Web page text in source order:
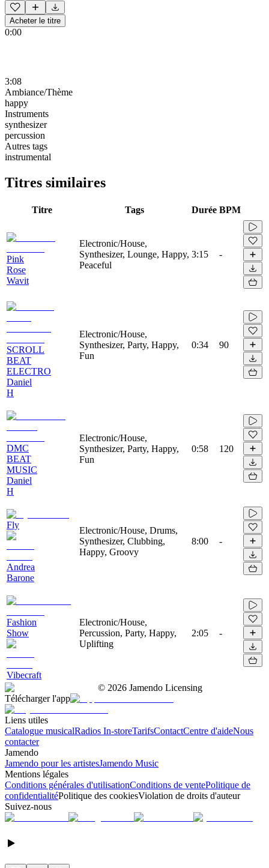
Acheter le titre
0:00
3:08
Ambiance/Thème
happy
Instruments
synthesizer
percussion
Autres tags
instrumental
Titres similaires
Titre Tags Durée BPM
Pink
Rose
Wavit
Electronic/House,
Synthesizer, Lounge, Happy,
Peaceful
3:15 -
SCROLL
BEAT
ELECTRO
Daniel
H
Electronic/House,
Synthesizer, Party, Happy,
Fun
0:34 90
DMC
BEAT
MUSIC
Daniel
H
Electronic/House,
Synthesizer, Party, Happy,
Fun
0:58 120
Fly
Andrea
Barone
Electronic/House, Drums,
Synthesizer, Clubbing,
Happy, Groovy
8:00 -
Fashion
Show
Vibecraft
Electronic/House,
Percussion, Party, Happy,
Uplifting
2:05 -
© 2026 Jamendo Licensing
Télécharger l'app
Liens utiles
Catalogue musicalRadios In-storeTarifsContactCentre d'aideNous
contacter
Jamendo
Jamendo pour les artistesJamendo Music
Mentions légales
Conditions générales d'utilisationConditions de ventePolitique de
confidentialitéPolitique des cookiesViolation de droits d'auteur
Suivez-nous